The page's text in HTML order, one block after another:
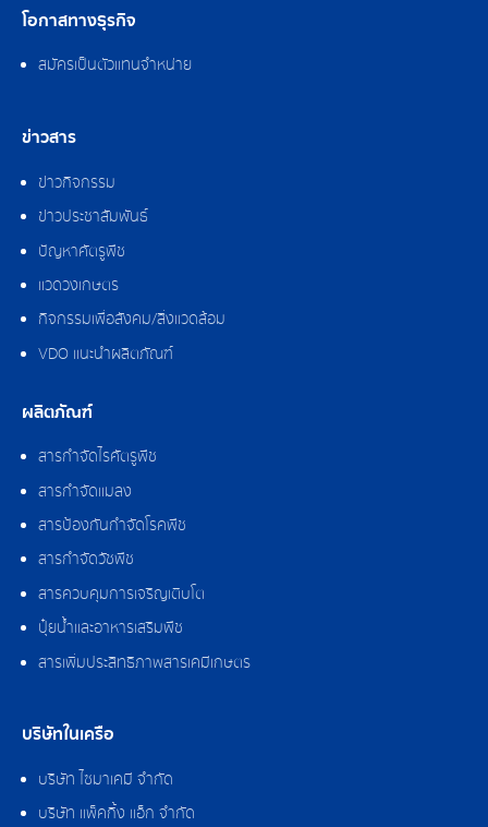
โอกาสทางธุรกิจ
สมัครเป็นตัวแทนจำหน่าย
ข่าวสาร
ข่าวกิจกรรม
ข่าวประชาสัมพันธ์
ปัญหาศัตรูพืช
แวดวงเกษตร
กิจกรรมเพื่อสังคม/สิ่งแวดล้อม
VDO แนะนำผลิตภัณฑ์
ผลิตภัณฑ์
สารกำจัดไรศัตรูพืช
สารกำจัดแมลง
สารป้องกันกำจัดโรคพืช
สารกำจัดวัชพืช
สารควบคุมการเจริญเติบโต
ปุ๋ยน้ำและอาหารเสริมพืช
สารเพิ่มประสิทธิภาพสารเคมีเกษตร
บริษัทในเครือ
บริษัท ไซมาเคมี จำกัด
บริษัท แพ็คกิ้ง แอ็ก จำกัด